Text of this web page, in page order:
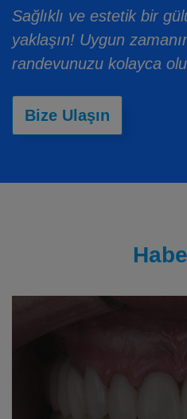
Sağlıklı ve estetik bir
yaklaşın! Uygun
randevunuzu kolayca
Bize Ulaşın